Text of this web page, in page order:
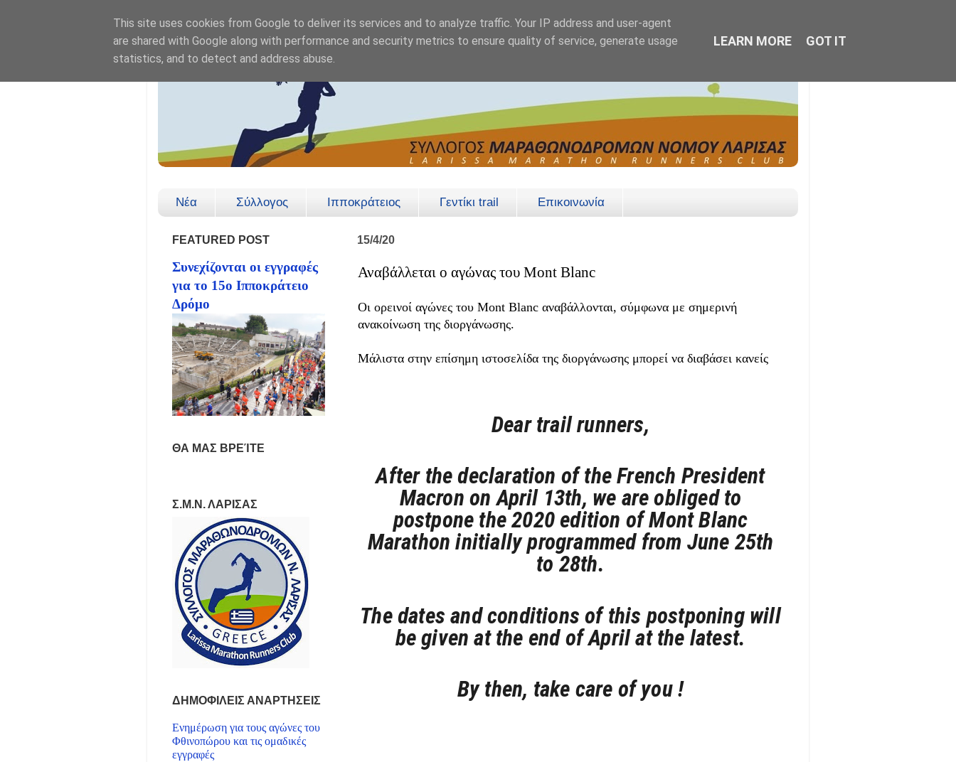
Νέα Σύλλογος Ιπποκράτειος Γεντίκι trail Επικοινωνία
15/4/20
Αναβάλλεται ο αγώνας του Mont Blanc
Οι ορεινοί αγώνες του Mont Blanc αναβάλλονται, σύμφωνα με σημερινή
ανακοίνωση της διοργάνωσης.
Μάλιστα στην επίσημη ιστοσελίδα της διοργάνωσης μπορεί να διαβάσει κανείς
Dear trail runners,
After the declaration of the French President
Macron on April 13th, we are obliged to
postpone the 2020 edition of Mont Blanc
Marathon initially programmed from June 25th
to 28th.
The dates and conditions of this postponing will
be given at the end of April at the latest.
By then, take care of you !
FEATURED POST
Συνεχίζονται οι εγγραφές
για το 15ο Ιπποκράτειο
Δρόμο
ΘΑ ΜΑΣ ΒΡΕΊΤΕ
Σ.Μ.Ν. ΛΑΡΙΣΑΣ
ΔΗΜΟΦΙΛΕΙΣ ΑΝΑΡΤΗΣΕΙΣ
Ενημέρωση για τους αγώνες του
Φθινοπώρου και τις ομαδικές
εγγραφές
This site uses cookies from Google to deliver its services and to analyze traffic. Your IP address and user-agent
are shared with Google along with performance and security metrics to ensure quality of service, generate usage
statistics, and to detect and address abuse.
LEARN MORE GOT IT